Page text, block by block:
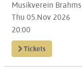
Musikverein
Thu 05.Nov 2026
20:00
Tickets